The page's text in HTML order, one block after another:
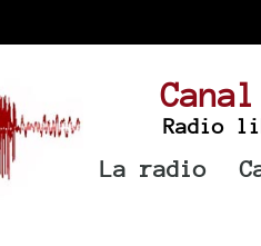
Radio
La radio